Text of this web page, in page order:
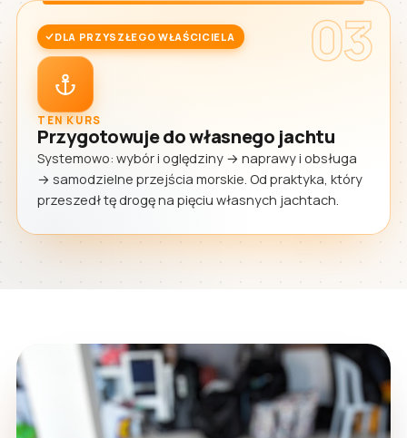
03
DLA PRZYSZŁEGO WŁAŚCICIELA
TEN KURS
Przygotowuje do własnego jachtu
Systemowo: wybór i oględziny → naprawy i obsługa
→ samodzielne przejścia morskie. Od praktyka, który
przeszedł tę drogę na pięciu własnych jachtach.